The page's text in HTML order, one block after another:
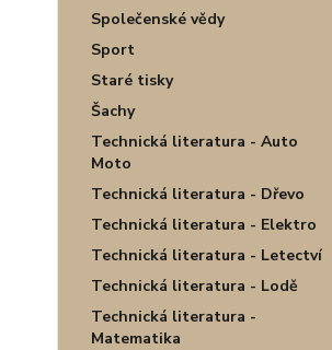
Společenské vědy
Sport
Staré tisky
Šachy
Technická literatura - Auto
Moto
Technická literatura - Dřevo
Technická literatura - Elektro
Technická literatura - Letectví
Technická literatura - Lodě
Technická literatura -
Matematika